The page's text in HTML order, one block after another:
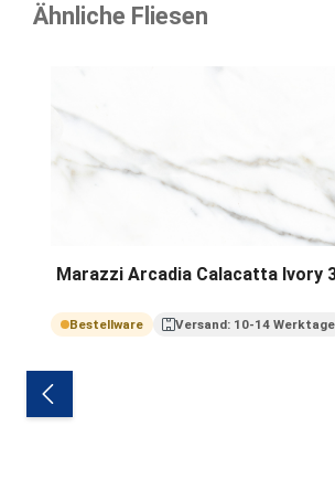
Ähnliche Fliesen
Marazzi Arcadia Calacatta Ivory
Bestellware Versand: 10-14 Werktage